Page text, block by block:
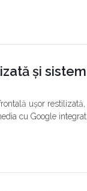
și sistem
ușor restilizată,
cu Google integrat.